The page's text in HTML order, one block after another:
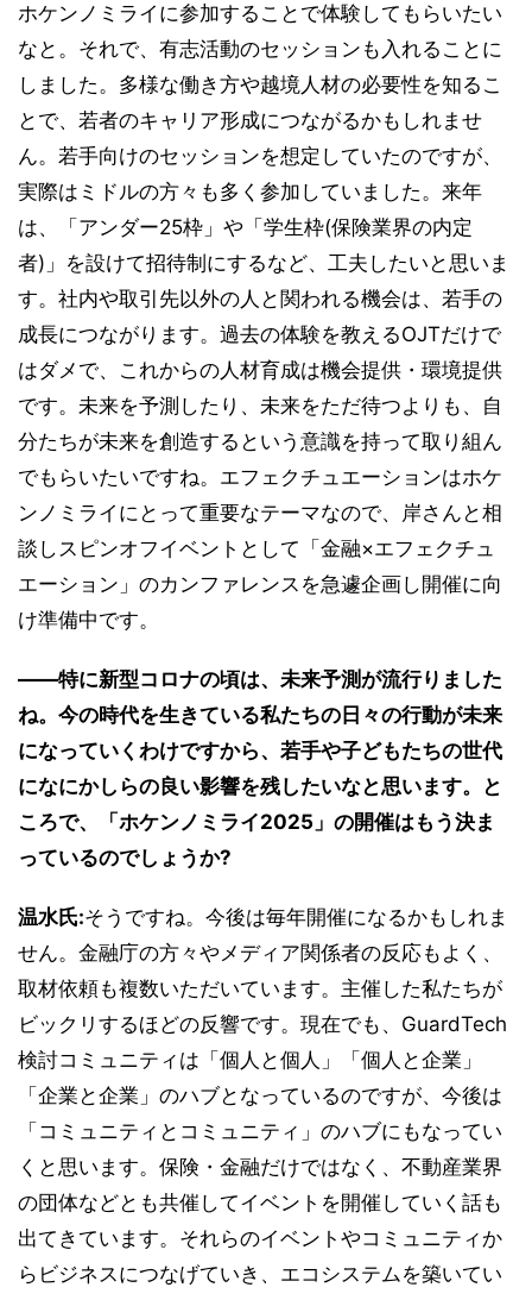
ホケンノミライに参加することで体験してもらいたい
なと。それで、有志活動のセッションも入れることに
しました。多様な働き方や越境人材の必要性を知るこ
とで、若者のキャリア形成につながるかもしれませ
ん。若手向けのセッションを想定していたのですが、
実際はミドルの方々も多く参加していました。来年
は、「アンダー25枠」や「学生枠(保険業界の内定
者)」を設けて招待制にするなど、工夫したいと思いま
す。社内や取引先以外の人と関われる機会は、若手の
成長につながります。過去の体験を教えるOJTだけで
はダメで、これからの人材育成は機会提供・環境提供
です。未来を予測したり、未来をただ待つよりも、自
分たちが未来を創造するという意識を持って取り組ん
でもらいたいですね。エフェクチュエーションはホケ
ンノミライにとって重要なテーマなので、岸さんと相
談しスピンオフイベントとして「金融×エフェクチュ
エーション」のカンファレンスを急遽企画し開催に向
け準備中です。
――特に新型コロナの頃は、未来予測が流行りました
ね。今の時代を生きている私たちの日々の行動が未来
になっていくわけですから、若手や子どもたちの世代
になにかしらの良い影響を残したいなと思います。と
ころで、「ホケンノミライ2025」の開催はもう決ま
っているのでしょうか?
温水氏:そうですね。今後は毎年開催になるかもしれま
せん。金融庁の方々やメディア関係者の反応もよく、
取材依頼も複数いただいています。主催した私たちが
ビックリするほどの反響です。現在でも、GuardTech
検討コミュニティは「個人と個人」「個人と企業」
「企業と企業」のハブとなっているのですが、今後は
「コミュニティとコミュニティ」のハブにもなってい
くと思います。保険・金融だけではなく、不動産業界
の団体などとも共催してイベントを開催していく話も
出てきています。それらのイベントやコミュニティか
らビジネスにつなげていき、エコシステムを築いてい